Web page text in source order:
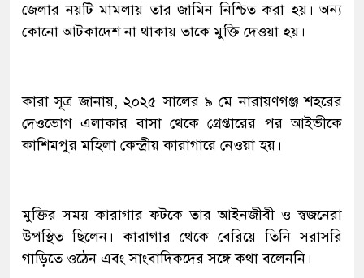
জেলার নয়টি মামলায় তার জামিন নিশ্চিত করা হয়। অন্য
কোনো আটকাদেশ না থাকায় তাকে মুক্তি দেওয়া হয়।
কারা সূত্র জানায়, ২০২৫ সালের ৯ মে নারায়ণগঞ্জ শহরের
দেওভোগ এলাকার বাসা থেকে গ্রেপ্তারের পর আইভীকে
কাশিমপুর মহিলা কেন্দ্রীয় কারাগারে নেওয়া হয়।
মুক্তির সময় কারাগার ফটকে তার আইনজীবী ও স্বজনেরা
উপস্থিত ছিলেন। কারাগার থেকে বেরিয়ে তিনি সরাসরি
গাড়িতে ওঠেন এবং সাংবাদিকদের সঙ্গে কথা বলেননি।